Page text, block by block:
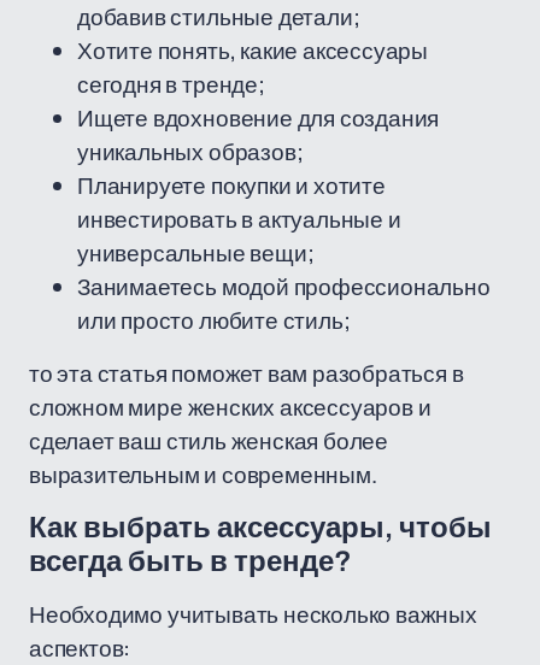
добавив стильные детали;
Хотите понять, какие аксессуары
сегодня в тренде;
Ищете вдохновение для создания
уникальных образов;
Планируете покупки и хотите
инвестировать в актуальные и
универсальные вещи;
Занимаетесь модой профессионально
или просто любите стиль;
то эта статья поможет вам разобраться в
сложном мире женских аксессуаров и
сделает ваш стиль женская более
выразительным и современным.
Как выбрать аксессуары, чтобы
всегда быть в тренде?
Необходимо учитывать несколько важных
аспектов: